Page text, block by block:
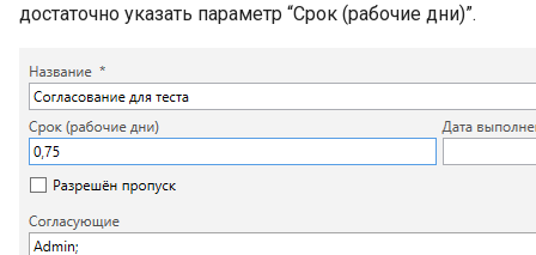
достаточно указать параметр “Срок (рабочие дни)”.